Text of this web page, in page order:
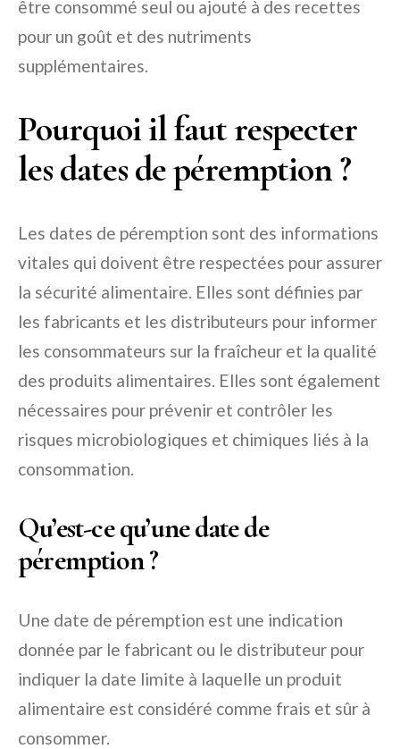
être consommé seul ou ajouté à des recettes
pour un goût et des nutriments
supplémentaires.
Pourquoi il faut respecter
les dates de péremption ?
Les dates de péremption sont des informations
vitales qui doivent être respectées pour assurer
la sécurité alimentaire. Elles sont définies par
les fabricants et les distributeurs pour informer
les consommateurs sur la fraîcheur et la qualité
des produits alimentaires. Elles sont également
nécessaires pour prévenir et contrôler les
risques microbiologiques et chimiques liés à la
consommation.
Qu’est-ce qu’une date de
péremption ?
Une date de péremption est une indication
donnée par le fabricant ou le distributeur pour
indiquer la date limite à laquelle un produit
alimentaire est considéré comme frais et sûr à
consommer.